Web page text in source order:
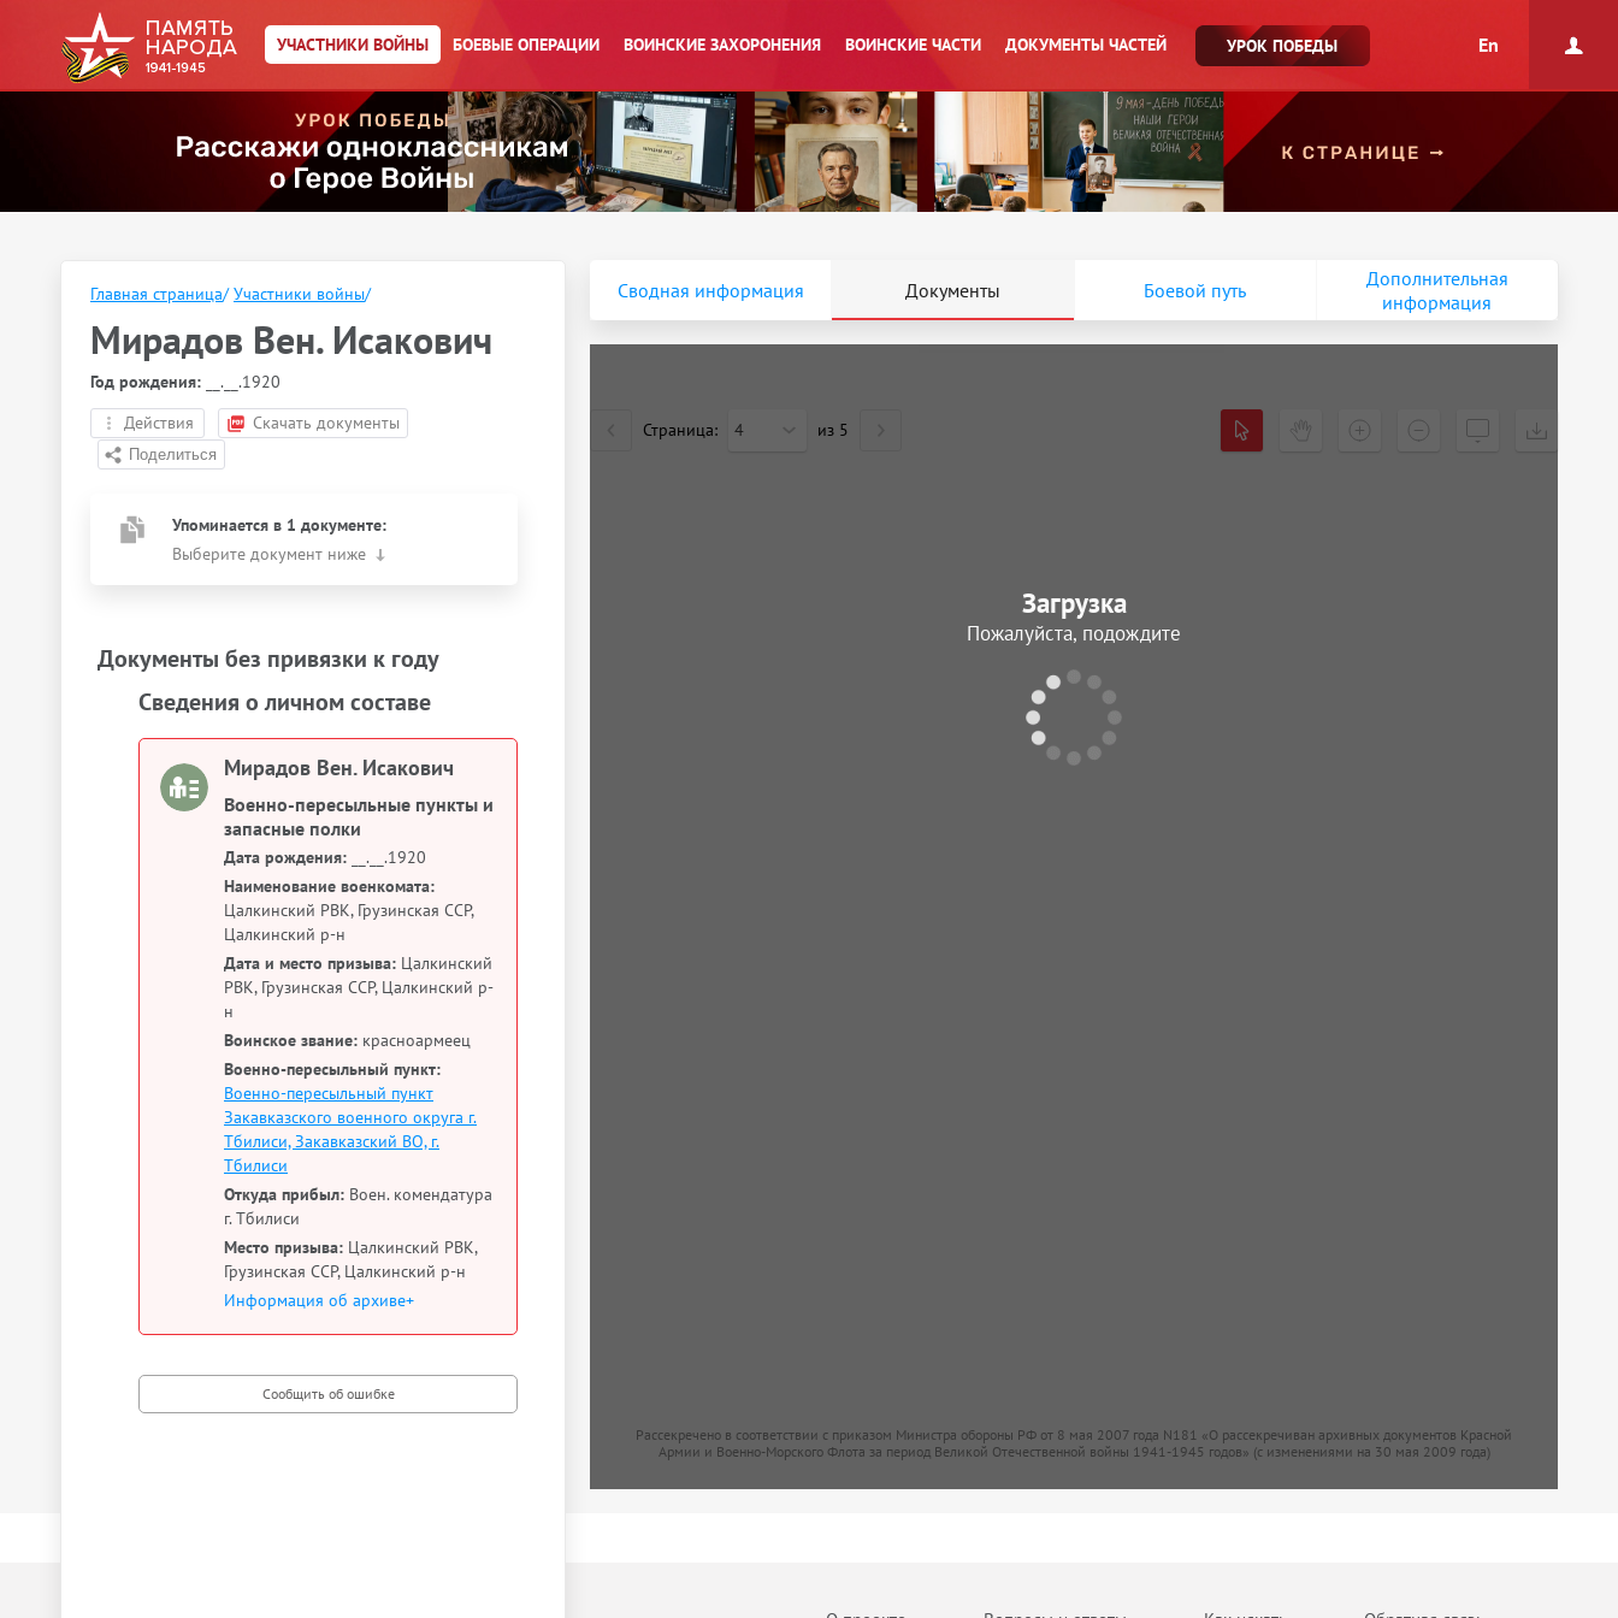
УЧАСТНИКИ ВОЙНЫ БОЕВЫЕ ОПЕРАЦИИ ВОИНСКИЕ ЗАХОРОНЕНИЯ ВОИНСКИЕ ЧАСТИ ДОКУМЕНТЫ ЧАСТЕЙ УРОК ПОБЕДЫ En
Главная страница/ Участники войны/
Мирадов Вен. Исакович
Год рождения: __.__.1920
Действия
Скачать документы
Упоминается в 1 документе:
Выберите документ ниже
Документы без привязки к году
Сведения о личном составе
Мирадов Вен. Исакович
Военно-пересыльные пункты и
запасные полки
Дата рождения: __.__.1920
Наименование военкомата:
Цалкинский РВК, Грузинская ССР,
Цалкинский р-н
Дата и место призыва: Цалкинский
РВК, Грузинская ССР, Цалкинский р-
н
Воинское звание: красноармеец
Военно-пересыльный пункт:
Военно-пересыльный пункт
Закавказского военного округа г.
Тбилиси, Закавказский ВО, г.
Тбилиси
Откуда прибыл: Воен. комендатура
г. Тбилиси
Место призыва: Цалкинский РВК,
Грузинская ССР, Цалкинский р-н
Информация об архиве+
Сводная информация Документы Боевой путь
Дополнительная
информация
Страница: 4 из 5
Рассекречено в соответствии с приказом Министра обороны РФ от 8 мая 2007 года N181 «О рассекречиван архивных документов Красной
Армии и Военно-Морского Флота за период Великой Отечественной войны 1941-1945 годов» (с изменениями на 30 мая 2009 года)
Загрузка
Пожалуйста, подождите